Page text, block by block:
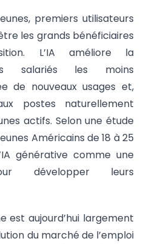
premiers utilisateurs
les grands bénéficiaires
L’IA améliore la
salariés les moins
de nouveaux usages et,
postes naturellement
actifs. Selon une étude
Américains de 18 à 25
générative comme une
développer leurs
est aujourd’hui largement
du marché de l’emploi